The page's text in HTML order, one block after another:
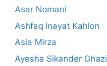
Asar Nomani
Ashfaq Inayat Kahlon
Asia Mirza
Ayesha Sikander Ghazi